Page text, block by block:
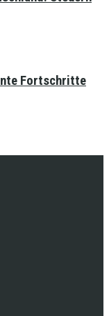
Fortschritte